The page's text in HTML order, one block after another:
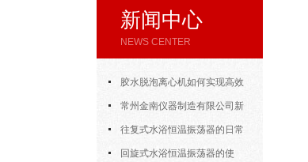
新闻中心
NEWS CENTER
胶水脱泡离心机如何实现高效
脱泡常州金南仪器制造有限公司新
年开门大吉
往复式水浴恒温振荡器的日常
使用回旋式水浴恒温振荡器的使